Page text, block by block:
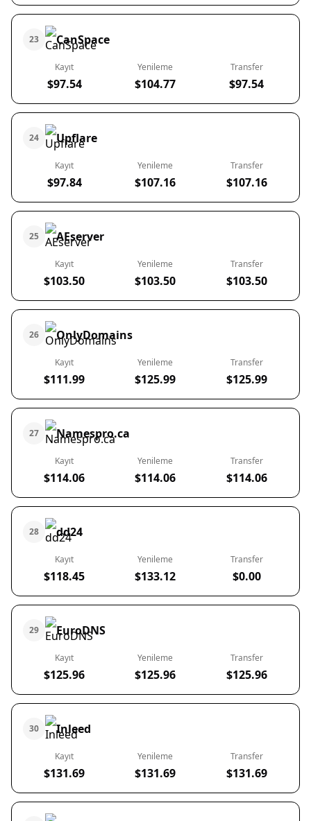
23 CanSpace
Kayıt
$97.54
Yenileme
$104.77
Transfer
$97.54
24 Upflare
Kayıt
$97.84
Yenileme
$107.16
Transfer
$107.16
25 AEserver
Kayıt
$103.50
Yenileme
$103.50
Transfer
$103.50
26 OnlyDomains
Kayıt
$111.99
Yenileme
$125.99
Transfer
$125.99
27 Namespro.ca
Kayıt
$114.06
Yenileme
$114.06
Transfer
$114.06
28 dd24
Kayıt
$118.45
Yenileme
$133.12
Transfer
$0.00
29 EuroDNS
Kayıt
$125.96
Yenileme
$125.96
Transfer
$125.96
30 Inleed
Kayıt
$131.69
Yenileme
$131.69
Transfer
$131.69